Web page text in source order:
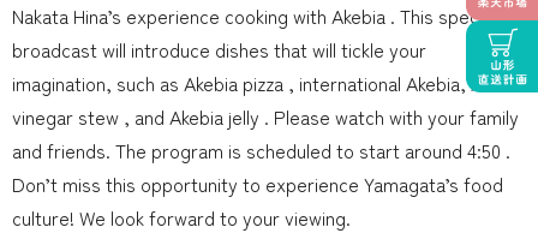
Nakata Hina’s experience cooking with Akebia ️. This special
broadcast will introduce dishes that will tickle your
imagination, such as Akebia pizza , international Akebia, Akebia
vinegar stew , and Akebia jelly . Please watch with your family
and friends. The program is scheduled to start around 4:50 .
Don’t miss this opportunity to experience Yamagata’s food
culture! We look forward to your viewing.